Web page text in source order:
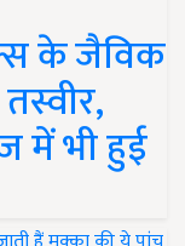
के जैविक
में भी हुई